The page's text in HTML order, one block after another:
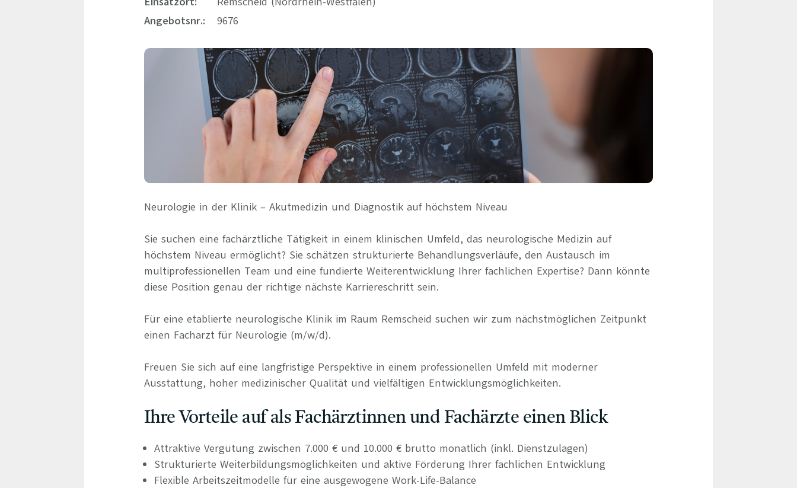
Fragen & Antworten
Bewerbungscoach
Empfehlungsprogramm
Sanovetis Care+
Angebotsnr.:
9676
Neurologie in der Klinik – Akutmedizin und Diagnostik auf höchstem Niveau
Sie suchen eine fachärztliche Tätigkeit in einem klinischen Umfeld, das neurologische Medizin auf
höchstem Niveau ermöglicht? Sie schätzen strukturierte Behandlungsverläufe, den Austausch im
multiprofessionellen Team und eine fundierte Weiterentwicklung Ihrer fachlichen Expertise? Dann könnte
diese Position genau der richtige nächste Karriereschritt sein.
Für eine etablierte neurologische Klinik im Raum Remscheid suchen wir zum nächstmöglichen Zeitpunkt
einen Facharzt für Neurologie (m/w/d).
Freuen Sie sich auf eine langfristige Perspektive in einem professionellen Umfeld mit moderner
Ausstattung, hoher medizinischer Qualität und vielfältigen Entwicklungsmöglichkeiten.
Ihre Vorteile auf als Fachärztinnen und Fachärzte einen Blick
Attraktive Vergütung zwischen 7.000 € und 10.000 € brutto monatlich (inkl. Dienstzulagen)
Strukturierte Weiterbildungsmöglichkeiten und aktive Förderung Ihrer fachlichen Entwicklung
Flexible Arbeitszeitmodelle für eine ausgewogene Work-Life-Balance